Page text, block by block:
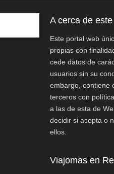
A cerca de
Este portal web
propias con
cede datos de
usuarios sin su
embargo, contiene
terceros con
a las de esta de
decidir si acepta o
ellos.
Viajomas en